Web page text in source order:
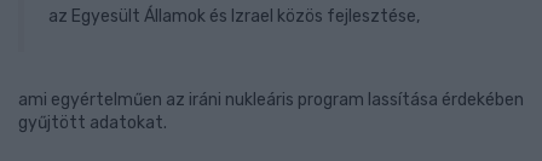
az Egyesült Államok és Izrael közös fejlesztése,
ami egyértelműen az iráni nukleáris program lassítása érdekében
gyűjtött adatokat.